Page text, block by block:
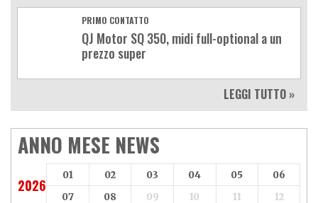
PRIMO CONTATTO
QJ Motor SQ 350, midi full-optional a un
prezzo super
LEGGI TUTTO »
ANNO MESE NEWS
2026
01 02 03 04 05
06
07
08 09 10 11 12